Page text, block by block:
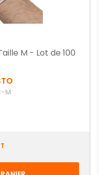
M - Lot de 100
M